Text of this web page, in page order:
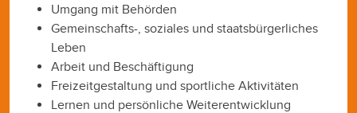
Umgang mit Behörden
Gemeinschafts-, soziales und staatsbürgerliches
Leben
Arbeit und Beschäftigung
Freizeitgestaltung und sportliche Aktivitäten
Lernen und persönliche Weiterentwicklung